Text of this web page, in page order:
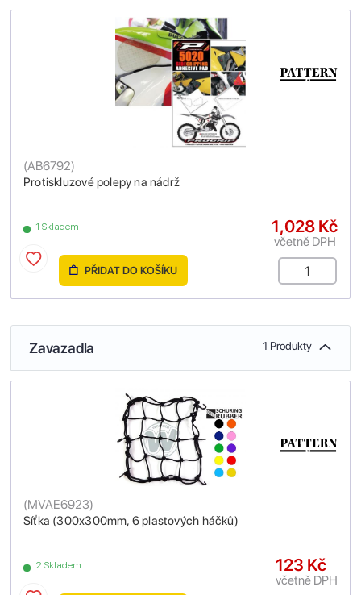
Protiskluzové polepy na nádrž
(AB6792)
1 Skladem 1,028 Kč
včetně DPH
PŘIDAT DO KOŠÍKU
Zavazadla 1 Produkty
Síťka (300x300mm, 6 plastových háčků)
(MVAE6923)
2 Skladem 123 Kč
včetně DPH